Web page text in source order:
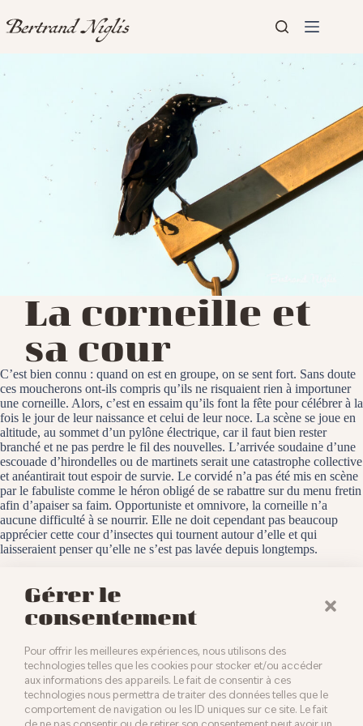
Gérer le
consentement
Pour offrir les meilleures expériences, nous utilisons des
technologies telles que les cookies pour stocker et/ou accéder
aux informations des appareils. Le fait de consentir à ces
technologies nous permettra de traiter des données telles que le
comportement de navigation ou les ID uniques sur ce site. Le fait
au
contenu
Présentation
Articles
La corneille et
sa cour
C’est bien connu : quand on est en groupe, on se sent fort. Sans doute
ces moucherons ont-ils compris qu’ils ne risquaient rien à importuner
une corneille. Alors, c’est en essaim qu’ils font la fête pour célébrer à la
fois le jour de leur naissance et celui de leur noce. La scène se joue en
altitude, au sommet d’un pylône électrique, car il faut bien rester
branché et ne pas perdre le fil des nouvelles. L’arrivée soudaine d’une
escouade d’hirondelles ou de martinets serait une catastrophe collective
et anéantirait tout espoir de survie. Le corvidé n’a pas été mis en scène
par le fabuliste comme le héron obligé de se rabattre sur du menu fretin
afin d’apaiser sa faim. Opportuniste et omnivore, la corneille n’a
aucune difficulté à se nourrir. Elle ne doit cependant pas beaucoup
apprécier cette cour d’insectes qui tournent autour d’elle et qui
laisseraient penser qu’elle ne s’est pas lavée depuis longtemps.